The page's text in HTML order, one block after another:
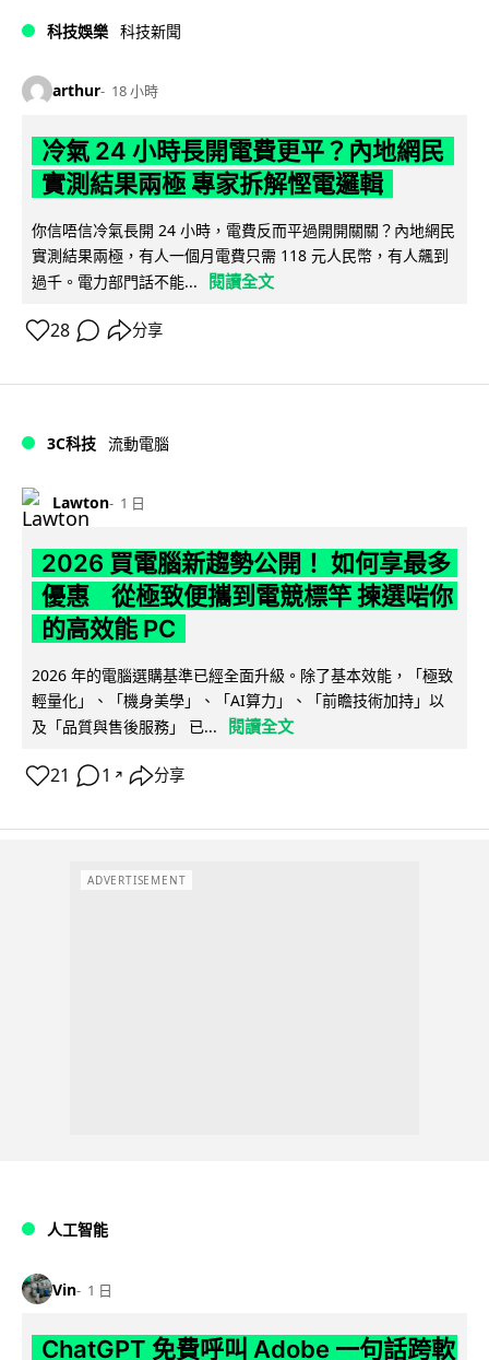
科技娛樂 科技新聞
arthur 18 小時
冷氣 24 小時長開電費更平？內地網民
實測結果兩極 專家拆解慳電邏輯
你信唔信冷氣長開 24 小時，電費反而平過開開關關？內地網民
實測結果兩極，有人一個月電費只需 118 元人民幣，有人飆到
過千。電力部門話不能...
閱讀全文
28 分享
3C科技 流動電腦
Lawton 1 日
2026 買電腦新趨勢公開！ 如何享最多
優惠 從極致便攜到電競標竿 揀選啱你
的高效能 PC
2026 年的電腦選購基準已經全面升級。除了基本效能，「極致
輕量化」、「機身美學」、「AI算力」、「前瞻技術加持」以
及「品質與售後服務」 已...
閱讀全文
21 1 ↗ 分享
ADVERTISEMENT
人工智能
Vin 1 日
ChatGPT 免費呼叫 Adobe 一句話跨軟